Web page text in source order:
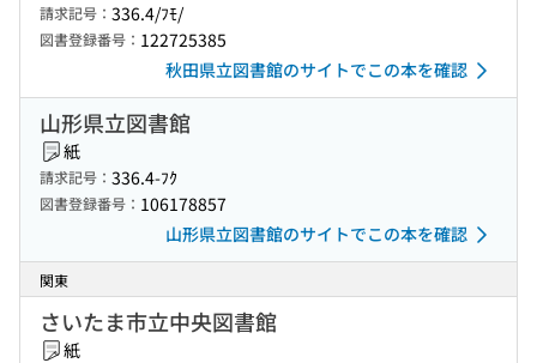
請求記号： 336.4/ﾌﾓ/
図書登録番号： 122725385
秋田県立図書館のサイトでこの本を確認
山形県立図書館
紙
請求記号： 336.4-ﾌｸ
図書登録番号： 106178857
山形県立図書館のサイトでこの本を確認
関東
さいたま市立中央図書館
紙